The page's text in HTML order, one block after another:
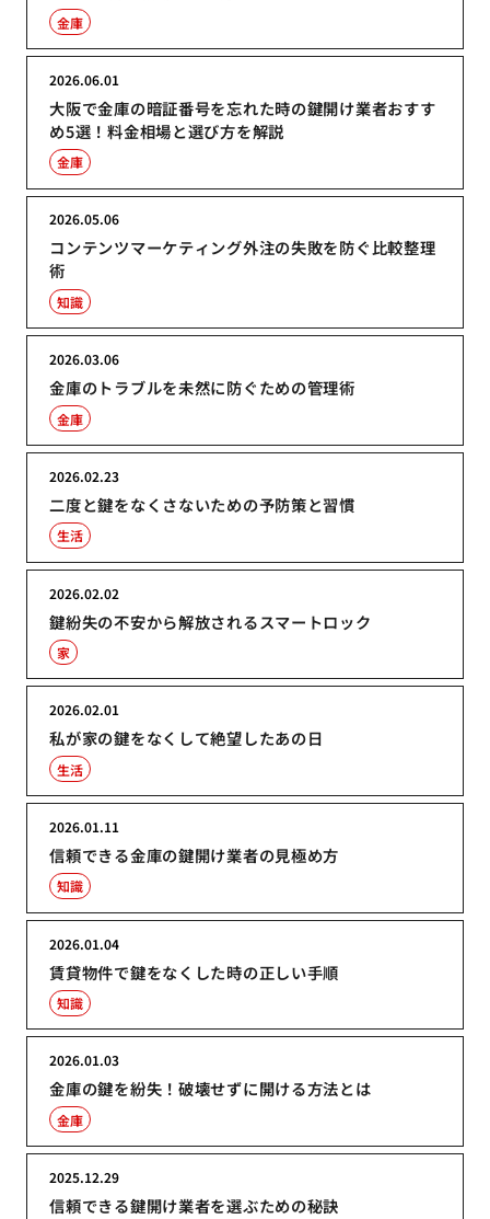
金庫
大阪で金庫の暗証番号を忘れた時の鍵開け業者おすす
め5選！料金相場と選び方を解説
2026.06.01
金庫
コンテンツマーケティング外注の失敗を防ぐ比較整理
術
2026.05.06
知識
金庫のトラブルを未然に防ぐための管理術
2026.03.06
金庫
二度と鍵をなくさないための予防策と習慣
2026.02.23
生活
鍵紛失の不安から解放されるスマートロック
2026.02.02
家
私が家の鍵をなくして絶望したあの日
2026.02.01
生活
信頼できる金庫の鍵開け業者の見極め方
2026.01.11
知識
賃貸物件で鍵をなくした時の正しい手順
2026.01.04
知識
金庫の鍵を紛失！破壊せずに開ける方法とは
2026.01.03
金庫
信頼できる鍵開け業者を選ぶための秘訣
2025.12.29